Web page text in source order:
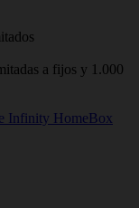
a fijos y 1.000
Infinity HomeBox